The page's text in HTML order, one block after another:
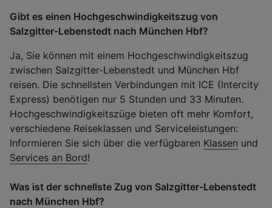
Gibt es einen Hochgeschwindigkeitszug von
Salzgitter-Lebenstedt nach München Hbf?
Ja, Sie können mit einem Hochgeschwindigkeitszug
zwischen Salzgitter-Lebenstedt und München Hbf
reisen. Die schnellsten Verbindungen mit ICE (Intercity
Express) benötigen nur 5 Stunden und 33 Minuten.
Hochgeschwindigkeitszüge bieten oft mehr Komfort,
verschiedene Reiseklassen und Serviceleistungen:
Informieren Sie sich über die verfügbaren Klassen und
Services an Bord!
Was ist der schnellste Zug von Salzgitter-Lebenstedt
nach München Hbf?